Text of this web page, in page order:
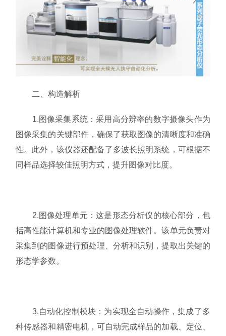
二、构造解析
1.图像采集系统：采用高分辨率的数字摄像头作为
图像采集的关键部件，确保了获取图像的清晰度和准确
性。此外，该仪器还配备了多波长照明系统，可根据不
同样品选择较佳照明方式，提升图像对比度。
2.图像处理单元：这是形态分析仪的核心部分，包
括高性能计算机和专业的图像处理软件。该单元负责对
采集到的图像进行预处理、分析和识别，提取出关键的
形态学参数。
3.自动化控制模块：为实现全自动操作，集成了多
种传感器和精密电机，可自动完成样品的加载、定位、